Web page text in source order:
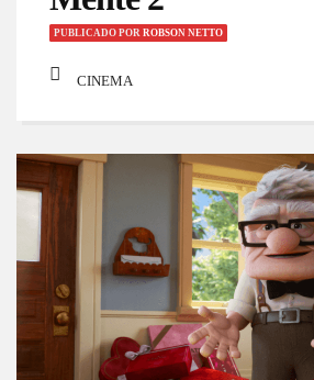
PUBLICADO POR ROBSON NETTO
CINEMA